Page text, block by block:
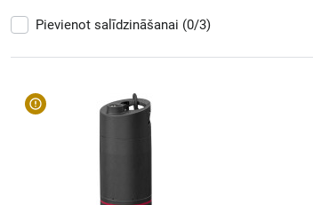
Pievienot salīdzināšanai (0/3)